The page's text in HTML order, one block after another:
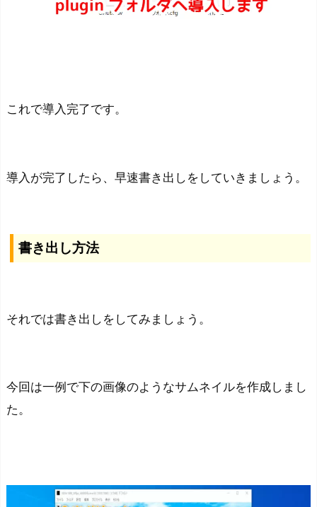
ろ
これで導入完了です。
導入が完了したら、早速書き出しをしていきましょう。
書き出し方法
それでは書き出しをしてみましょう。
今回は一例で下の画像のようなサムネイルを作成しまし
た。